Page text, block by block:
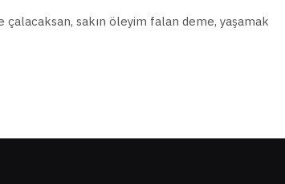
çalacaksan, sakın öleyim falan deme, yaşamak